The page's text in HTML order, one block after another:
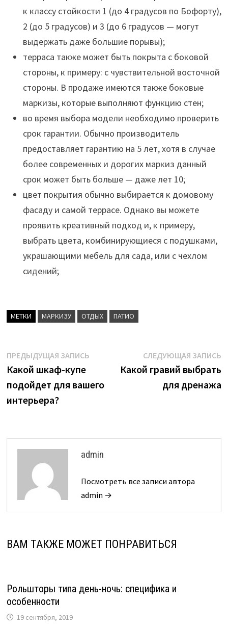
к классу стойкости 1 (до 4 градусов по Бофорту),
2 (до 5 градусов) и 3 (до 6 градусов — могут
выдержать даже большие порывы);
терраса также может быть покрыта с боковой
стороны, к примеру: с чувствительной восточной
стороны. В продаже имеются также боковые
маркизы, которые выполняют функцию стен;
во время выбора модели необходимо проверить
срок гарантии. Обычно производитель
предоставляет гарантию на 5 лет, хотя в случае
более современных и дорогих маркиз данный
срок может быть больше — даже лет 10;
цвет покрытия обычно выбирается к домовому
фасаду и самой террасе. Однако вы можете
проявить креативный подход и, к примеру,
выбрать цвета, комбинирующиеся с подушками,
украшающими мебель для сада, или с чехлом
сидений;
МЕТКИ МАРКИЗУ ОТДЫХ ПАТИО
Навигация
по
записям
ПРЕДЫДУЩАЯ ЗАПИСЬПредыдущая
Какой шкаф-купе
подойдет для вашего
интерьера?
СЛЕДУЮЩАЯ ЗАПИСЬ
Какой гравий выбрать
для дренажа
admin
Посмотреть все записи автора
admin →
ВАМ ТАКЖЕ МОЖЕТ ПОНРАВИТЬСЯ
Рольшторы типа день-ночь: специфика и
особенности
19 сентября, 2019